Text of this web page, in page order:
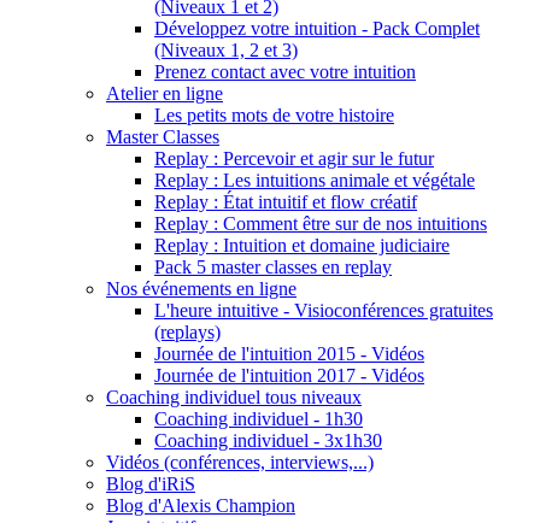
(Niveaux 1 et 2)
Développez votre intuition - Pack Complet
(Niveaux 1, 2 et 3)
Prenez contact avec votre intuition
Atelier en ligne
Les petits mots de votre histoire
Master Classes
Replay : Percevoir et agir sur le futur
Replay : Les intuitions animale et végétale
Replay : État intuitif et flow créatif
Replay : Comment être sur de nos intuitions
Replay : Intuition et domaine judiciaire
Pack 5 master classes en replay
Nos événements en ligne
L'heure intuitive - Visioconférences gratuites
(replays)
Journée de l'intuition 2015 - Vidéos
Journée de l'intuition 2017 - Vidéos
Coaching individuel tous niveaux
Coaching individuel - 1h30
Coaching individuel - 3x1h30
Vidéos (conférences, interviews,...)
Blog d'iRiS
Blog d'Alexis Champion